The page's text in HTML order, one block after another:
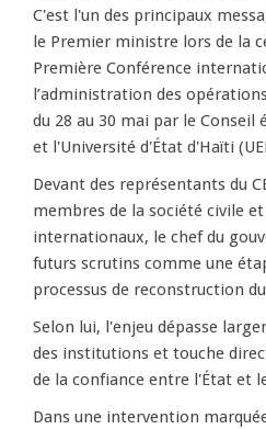
C'est l'un des principaux
le Premier ministre lors de la
Première Conférence
l’administration des
du 28 au 30 mai par le Conseil
et l'Université d'État d'Haïti
Devant des représentants du
membres de la société civile
internationaux, le chef du
futurs scrutins comme une
processus de reconstruction
Selon lui, l'enjeu dépasse
des institutions et touche
de la confiance entre l'État et
Dans une intervention